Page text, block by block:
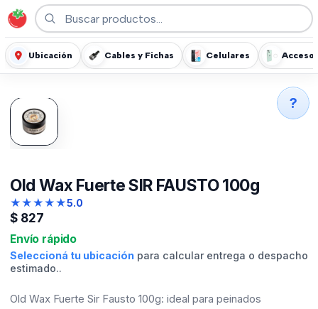
Ubicación Cables y Fichas Celulares
Old Wax Fuerte SIR FAUSTO 100g
★★★★★5.0
$ 827
Envío rápido
Seleccioná tu ubicación para calcular entrega o despacho
estimado..
Old Wax Fuerte Sir Fausto 100g: ideal para peinados
?